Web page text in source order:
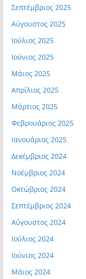
Σεπτέμβριος 2025
Αύγουστος 2025
Ιούλιος 2025
Ιούνιος 2025
Μάιος 2025
Απρίλιος 2025
Μάρτιος 2025
Φεβρουάριος 2025
Ιανουάριος 2025
Δεκέμβριος 2024
Νοέμβριος 2024
Οκτώβριος 2024
Σεπτέμβριος 2024
Αύγουστος 2024
Ιούλιος 2024
Ιούνιος 2024
Μάιος 2024